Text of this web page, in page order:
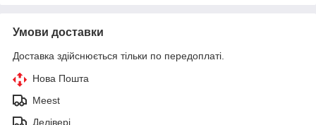
Умови доставки
Доставка здійснюється тільки по передоплаті.
Нова Пошта
Meest
Делівері